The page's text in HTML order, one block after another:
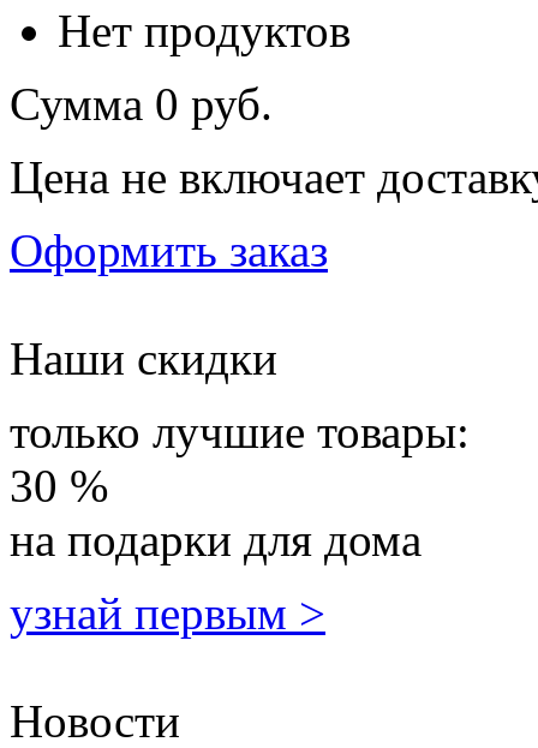
Нет продуктов
Сумма 0 руб.
Цена не включает
Оформить заказ
Наши скидки
только лучшие товары:
30 %
на подарки для дома
узнай первым >
Новости